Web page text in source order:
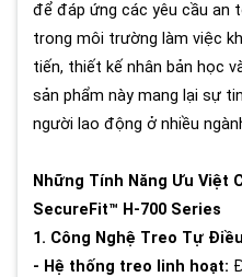
để đáp ứng các yêu cầu an
trong môi trường làm việc
tiến, thiết kế nhân bản học
sản phẩm này mang lại sự
người lao động ở nhiều
Những Tính Năng Ưu Việt
SecureFit™ H-700 Series
1. Công Nghệ Treo Tự
- Hệ thống treo linh hoạt: